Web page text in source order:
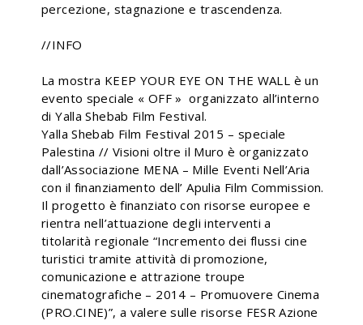
percezione, stagnazione e trascendenza.
//INFO
La mostra KEEP YOUR EYE ON THE WALL è un
evento speciale « OFF » organizzato all’interno
di Yalla Shebab Film Festival.
Yalla Shebab Film Festival 2015 – speciale
Palestina // Visioni oltre il Muro è organizzato
dall’Associazione MENA – Mille Eventi Nell’Aria
con il finanziamento dell’ Apulia Film Commission.
Il progetto è finanziato con risorse europee e
rientra nell’attuazione degli interventi a
titolarità regionale “Incremento dei flussi cine
turistici tramite attività di promozione,
comunicazione e attrazione troupe
cinematografiche – 2014 – Promuovere Cinema
(PRO.CINE)”, a valere sulle risorse FESR Azione